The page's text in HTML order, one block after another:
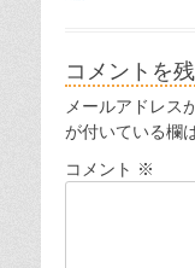
コメントを
メールアドレス
が付いている欄
コメント ※